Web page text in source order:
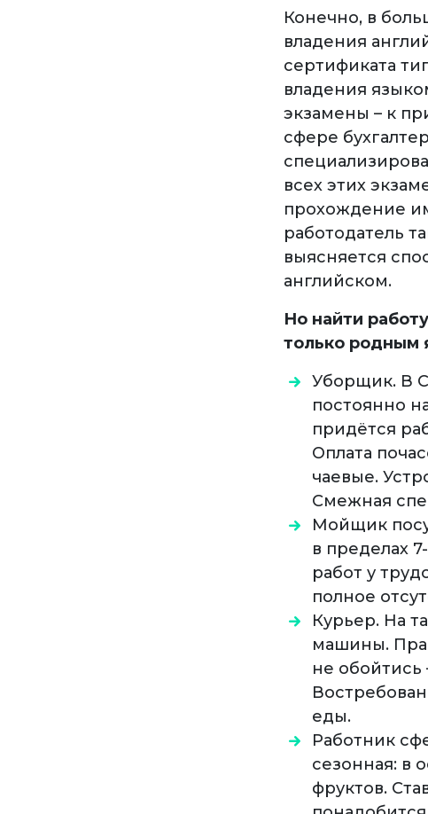
Конечно, в
владения
сертификата
владения
экзамены – к
сфере
всех этих
прохождение
работодатель
выясняется
английском.
Но найти
только родным
Уборщик. В
постоянно
придётся
Оплата
чаевые.
Смежная
Мойщик
в пределах
работ у
полное
Курьер. На
машины.
не обойтись
еды.
Работник
сезонная: в
фруктов.